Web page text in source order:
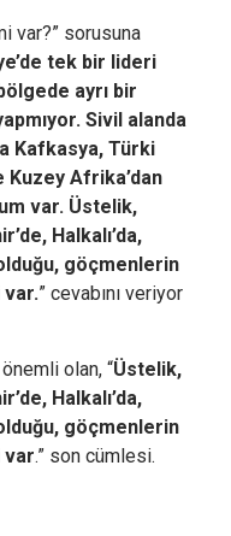
var?” sorusuna
tek bir lideri
ayrı bir
Sivil alanda
Kafkasya, Türki
Afrika’dan
var. Üstelik,
Halkalı’da,
göçmenlerin
” cevabını veriyor
olan, “Üstelik,
Halkalı’da,
göçmenlerin
var.” son cümlesi.